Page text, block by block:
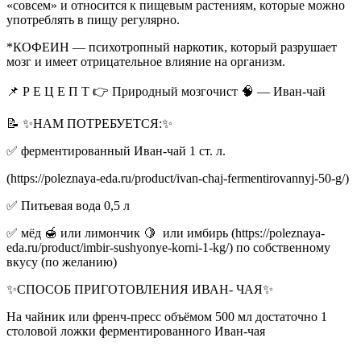
«совсем» и относится к пищевым растениям, которые можно
употреблять в пищу регулярно.
*КОФЕИН — психотропный наркотик, который разрушает
мозг и имеет отрицательное влияние на организм.
📌 Р Е Ц Е П Т 👉 Природный мозгочист 🧠 — Иван-чай
📝 ✨НАМ ПОТРЕБУЕТСЯ:✨
✅ ферментированный Иван-чай 1 ст. л.
(https://poleznaya-eda.ru/product/ivan-chaj-fermentirovannyj-50-g/)
✅ Питьевая вода 0,5 л
✅ мёд 🍯 или лимончик 🍋 или имбирь (https://poleznaya-
eda.ru/product/imbir-sushyonye-korni-1-kg/) по собственному
вкусу (по желанию)
✨СПОСОБ ПРИГОТОВЛЕНИЯ ИВАН- ЧАЯ✨
На чайник или френч-пресс объёмом 500 мл достаточно 1
столовой ложки ферментированного Иван-чая